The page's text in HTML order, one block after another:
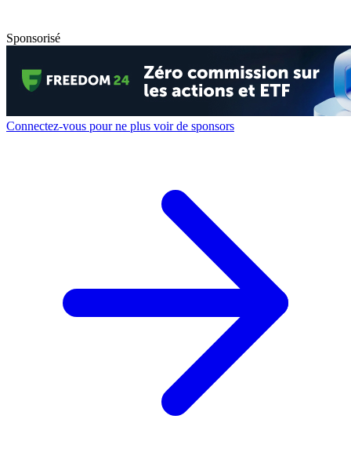
Sponsorisé
Connectez-vous pour ne plus voir de sponsors